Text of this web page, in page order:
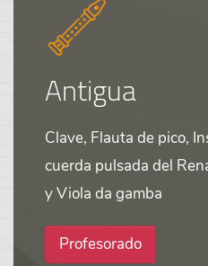
Antigua
Clave, Flauta de pico,
cuerda pulsada del
y Viola da gamba
Profesorado